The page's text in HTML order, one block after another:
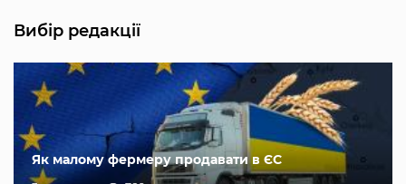
Вибір редакції
Як малому фермеру продавати в ЄС